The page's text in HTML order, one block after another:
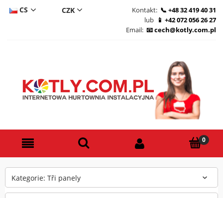
CS
Kontakt:
+48 32 419 40 31
lub
+42 072 056 26 27
Email:
cech@kotly.com.pl
Kategorie: Tři panely